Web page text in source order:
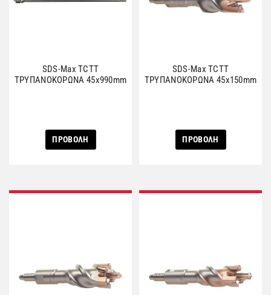
SDS-Max TCTΤ
ΤΡΥΠΑΝΟΚΟΡΩΝΑ 45x990mm
ΠΡΟΒΟΛΗ
SDS-Max TCTΤ
ΤΡΥΠΑΝΟΚΟΡΩΝΑ 45x150mm
ΠΡΟΒΟΛΗ